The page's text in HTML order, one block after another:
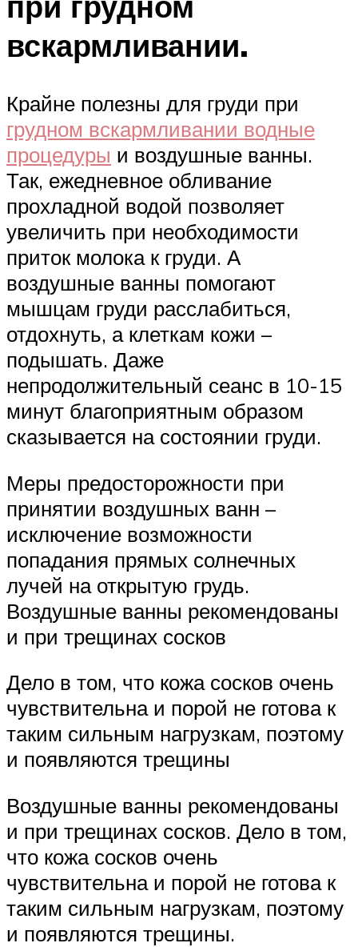
вскармливании.
Крайне полезны для груди при
грудном вскармливании водные
процедуры и воздушные ванны.
Так, ежедневное обливание
прохладной водой позволяет
увеличить при необходимости
приток молока к груди. А
воздушные ванны помогают
мышцам груди расслабиться,
отдохнуть, а клеткам кожи –
подышать. Даже
непродолжительный сеанс в 10-15
минут благоприятным образом
сказывается на состоянии груди.
Меры предосторожности при
принятии воздушных ванн –
исключение возможности
попадания прямых солнечных
лучей на открытую грудь.
Воздушные ванны рекомендованы
и при трещинах сосков
Дело в том, что кожа сосков очень
чувствительна и порой не готова к
таким сильным нагрузкам, поэтому
и появляются трещины
Воздушные ванны рекомендованы
и при трещинах сосков. Дело в том,
что кожа сосков очень
чувствительна и порой не готова к
таким сильным нагрузкам, поэтому
и появляются трещины.